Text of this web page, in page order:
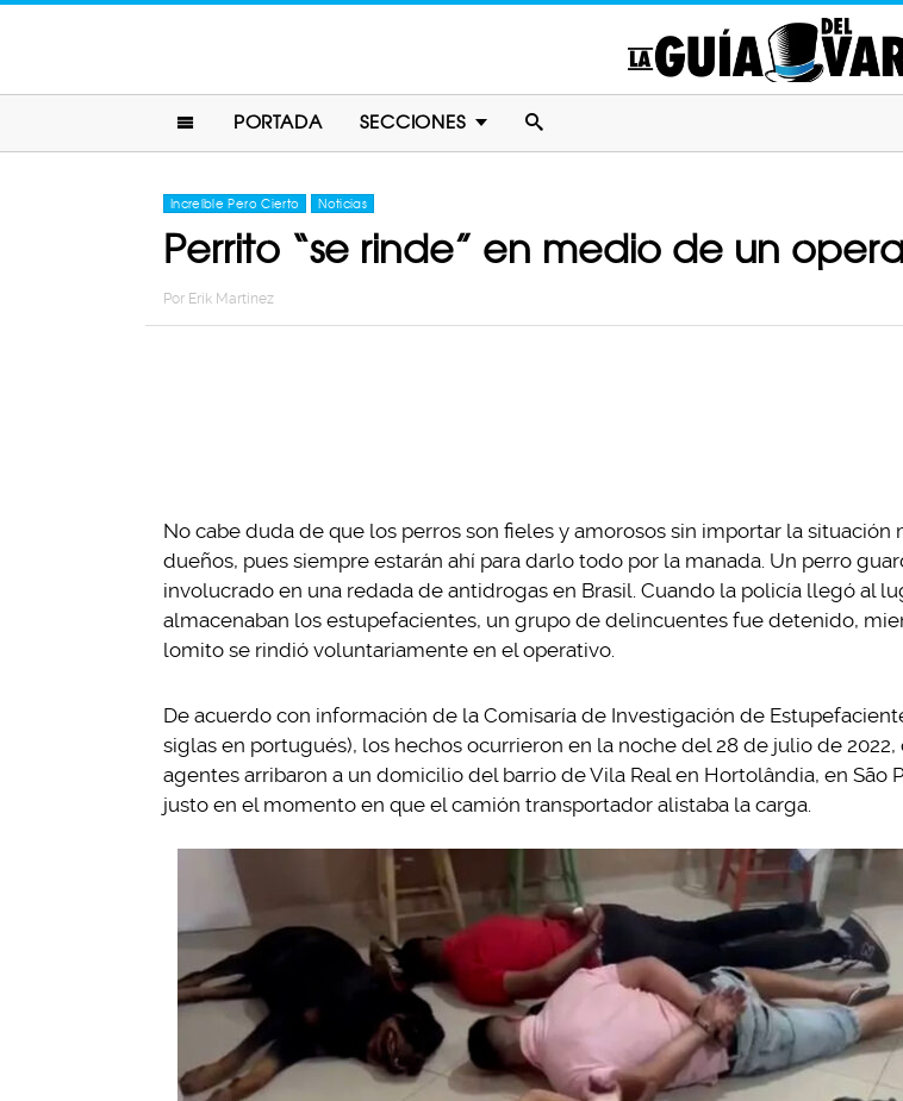
PORTADA SECCIONES
Increíble Pero Cierto Noticias
Perrito “se rinde” en medio de un
Por Erik Martinez
No cabe duda de que los perros son fieles y amorosos sin importar la situación
dueños, pues siempre estarán ahí para darlo todo por la manada. Un perro
involucrado en una redada de antidrogas en Brasil. Cuando la policía llegó al
almacenaban los estupefacientes, un grupo de delincuentes fue detenido,
lomito se rindió voluntariamente en el operativo.
De acuerdo con información de la Comisaría de Investigación de
siglas en portugués), los hechos ocurrieron en la noche del 28 de julio de 2022,
agentes arribaron a un domicilio del barrio de Vila Real en Hortolândia, en São
justo en el momento en que el camión transportador alistaba la carga.